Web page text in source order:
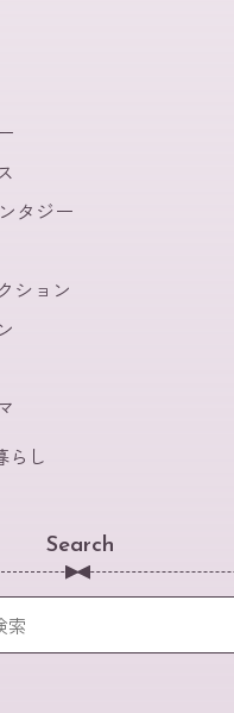
タジー
ション
らし
Search